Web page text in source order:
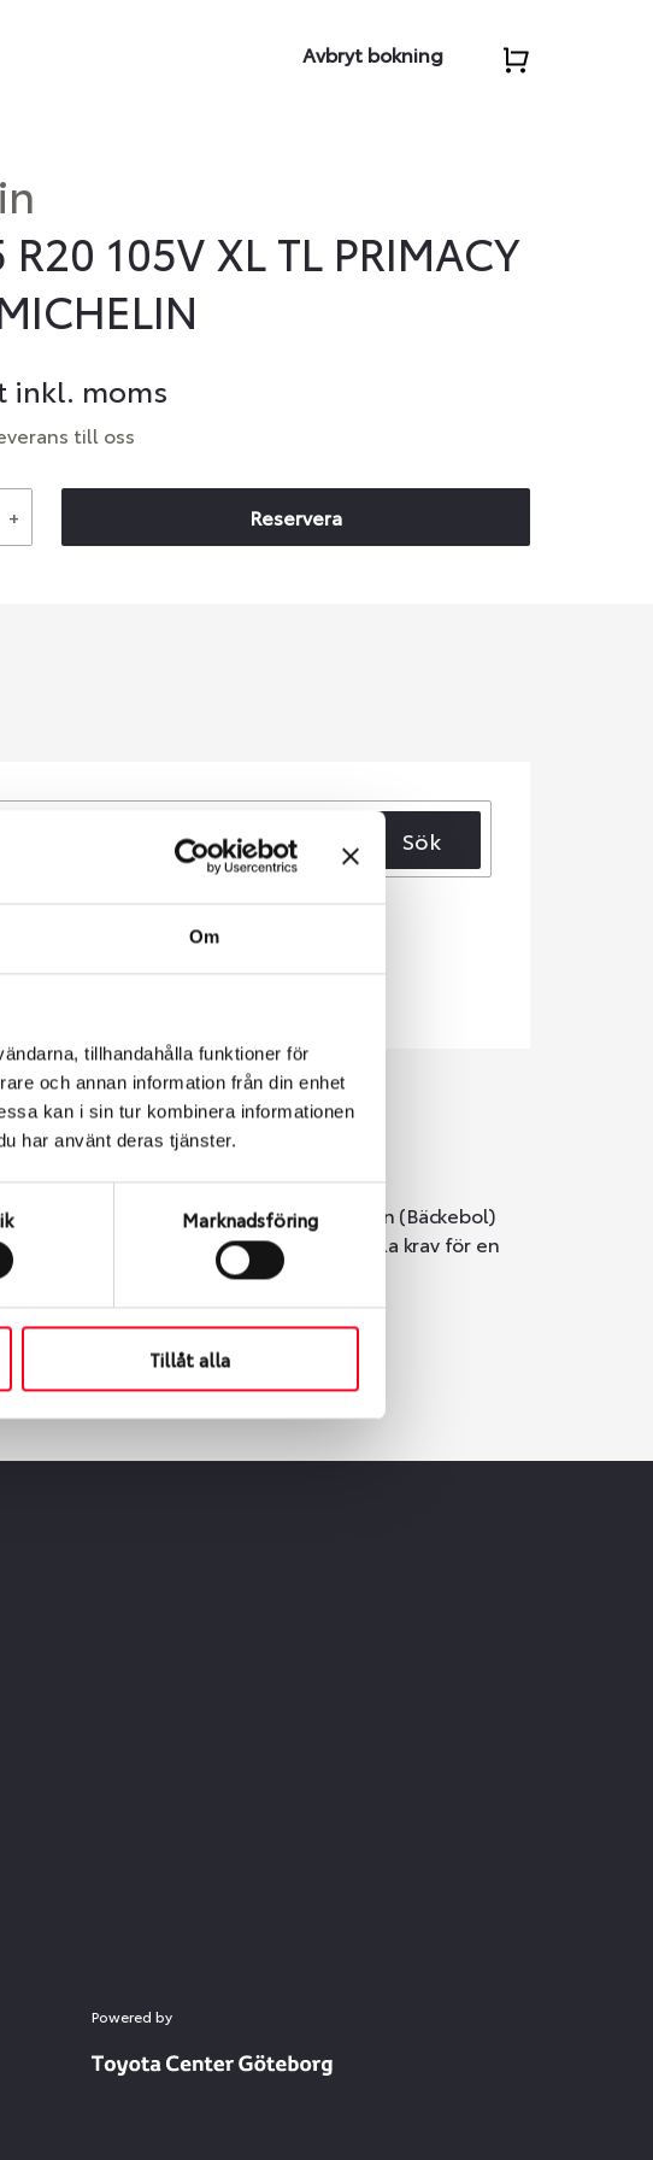
Om
tillhandahålla funktioner för
och annan information från din enhet
kan i sin tur kombinera informationen
har använt deras tjänster.
Marknadsföring
Tillåt alla
Avbryt bokning
105V XL TL PRIMACY
inkl. moms
till oss
+ Reservera
Sök
i Göteborg. Välj mellan Hisingen (Bäckebol)
dina däck ser vi till att de uppfyller alla krav för en
Powered by